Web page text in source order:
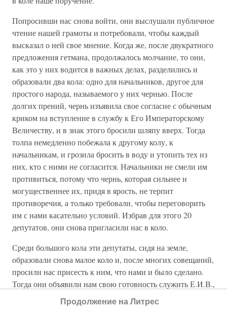
Попросивши нас снова войти, они выслушали публичное
чтение нашей грамоты и потребовали, чтобы каждый
высказал о ней свое мнение. Когда же, после двукратного
предложения гетмана, продолжалось молчание, то они,
как это у них водится в важных делах, разделились и
образовали два кола: одно для начальников, другое для
простого народа, называемого у них чернью. После
долгих прений, чернь изъявила свое согласие с обычным
криком на вступление в службу к Его Императорскому
Величеству, и в знак этого бросили шляпу вверх. Тогда
толпа немедленно побежала к другому колу, к
начальникам, и грозила бросить в воду и утопить тех из
них, кто с ними не согласится. Начальники не смели им
противиться, потому что чернь, которая сильнее и
могущественнее их, придя в ярость, не терпит
противоречия, а только требовали, чтобы переговорить
им с нами касательно условий. Избрав для этого 20
депутатов, они снова пригласили нас в коло.
Среди большого кола эти депутаты, сидя на земле,
образовали снова малое коло и, после многих совещаний,
просили нас присесть к ним, что нами и было сделано.
Тогда они объявили нам свою готовность служить Е.И.В.,
не щадя на этой службе своей жизни. Они не отказались
также двинуться в Валахию и, переправившись через
Продолжение на Литрес